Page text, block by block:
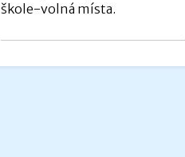
škole-volná místa.